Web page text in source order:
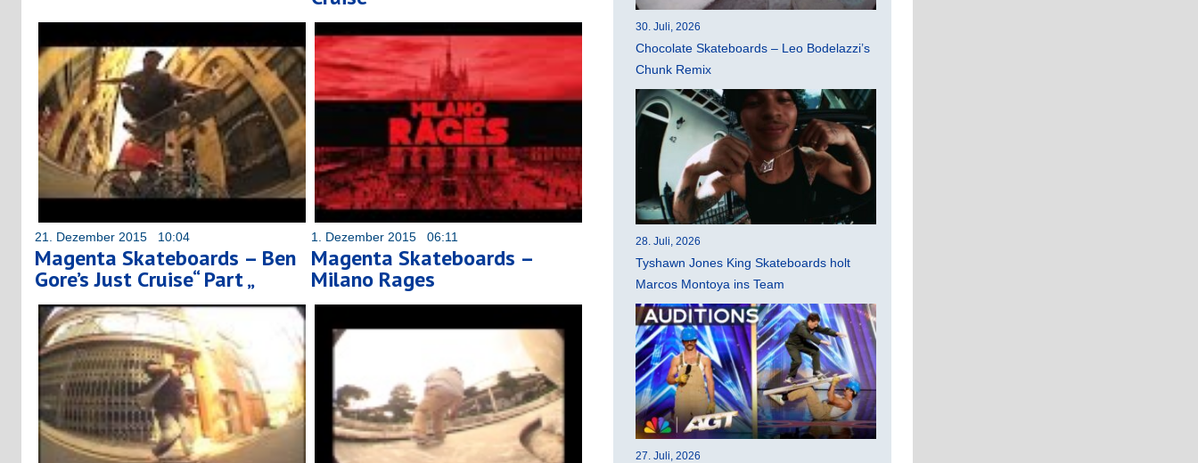
21. Dezember 2015 10:04
Magenta Skateboards – Ben
Gore’s Just Cruise“ Part „
1. Dezember 2015 06:11
Magenta Skateboards –
Milano Rages
30. Juli, 2026
Chocolate Skateboards – Leo Bodelazzi’s
Chunk Remix
28. Juli, 2026
Tyshawn Jones King Skateboards holt
Marcos Montoya ins Team
27. Juli, 2026